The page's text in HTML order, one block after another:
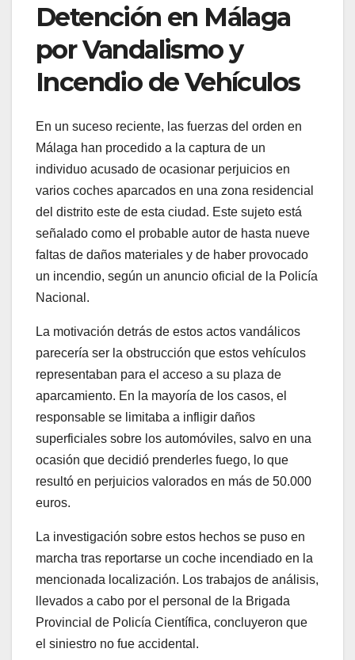
Detención en Málaga
por Vandalismo y
Incendio de Vehículos
En un suceso reciente, las fuerzas del orden en
Málaga han procedido a la captura de un
individuo acusado de ocasionar perjuicios en
varios coches aparcados en una zona residencial
del distrito este de esta ciudad. Este sujeto está
señalado como el probable autor de hasta nueve
faltas de daños materiales y de haber provocado
un incendio, según un anuncio oficial de la Policía
Nacional.
La motivación detrás de estos actos vandálicos
parecería ser la obstrucción que estos vehículos
representaban para el acceso a su plaza de
aparcamiento. En la mayoría de los casos, el
responsable se limitaba a infligir daños
superficiales sobre los automóviles, salvo en una
ocasión que decidió prenderles fuego, lo que
resultó en perjuicios valorados en más de 50.000
euros.
La investigación sobre estos hechos se puso en
marcha tras reportarse un coche incendiado en la
mencionada localización. Los trabajos de análisis,
llevados a cabo por el personal de la Brigada
Provincial de Policía Científica, concluyeron que
el siniestro no fue accidental.